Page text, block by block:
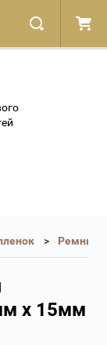
Ремни
x 15мм